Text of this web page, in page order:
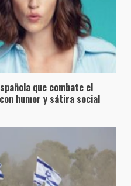
que combate el
humor y sátira social